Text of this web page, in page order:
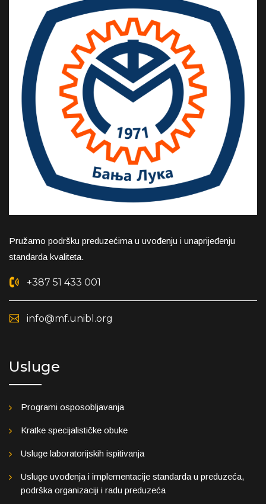
Pružamo podršku preduzećima u uvođenju i unaprijeđenju
standarda kvaliteta.
+387 51 433 001
info@mf.unibl.org
Usluge
Programi osposobljavanja
Kratke specijalističke obuke
Usluge laboratorijskih ispitivanja
Usluge uvođenja i implementacije standarda u preduzeća,
podrška organizaciji i radu preduzeća